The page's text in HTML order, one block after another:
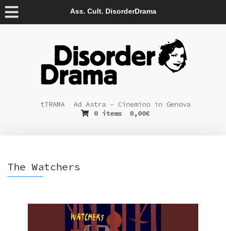
Ass. Cult. DisorderDrama
tTRAMA
Ad Astra – Cinemino in Genova
0 items
0,00€
The Watchers